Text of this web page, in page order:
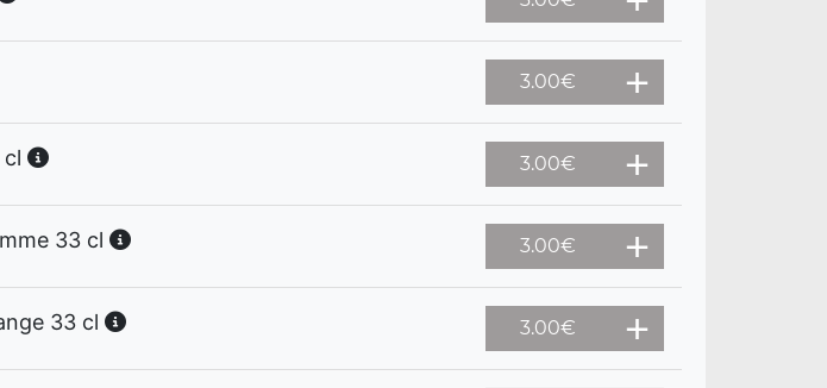
3.00€
3.00€
33 cl 3.00€
33 cl 3.00€